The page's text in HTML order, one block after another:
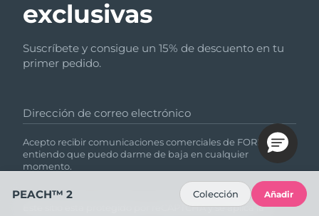
exclusivas
Suscríbete y consigue un 15% de descuento en tu
primer pedido.
Dirección de correo electrónico
Acepto recibir comunicaciones comerciales de FOREO y
entiendo que puedo darme de baja en cualquier
momento.
Este sitio está protegido por reCAPTCHA y se aplica la
PEACH™ 2 Colección Añadir